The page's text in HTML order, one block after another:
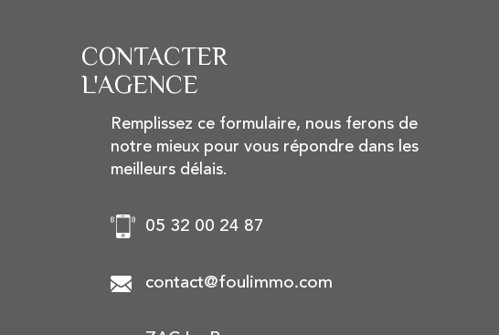
CONTACTER
L'AGENCE
Remplissez ce formulaire, nous ferons de
notre mieux pour vous répondre dans les
meilleurs délais.
05 32 00 24 87
contact@foulimmo.com